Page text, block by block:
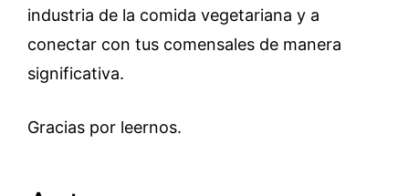
industria de la comida vegetariana y a
conectar con tus comensales de manera
significativa.
Gracias por leernos.